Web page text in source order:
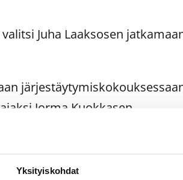
Yksityiskohdat
Juha Laaksosen
Jorma Kuokkasen.